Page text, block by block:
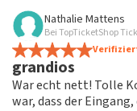
Bewertung von Marina
Am Ende war
Der Preis für den
Die Rezension wurde
Nathalie Mattens
Bei TopTicketShop
grandios
War echt nett! Tolle
war, dass der